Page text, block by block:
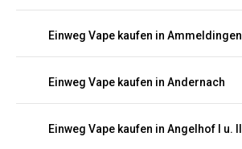
Einweg Vape kaufen in Ammeldingen
Einweg Vape kaufen in Andernach
Einweg Vape kaufen in Angelhof I u. II